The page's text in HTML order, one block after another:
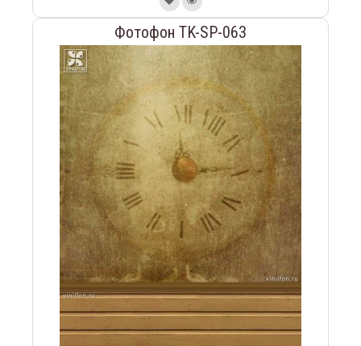
Фотофон TK-SP-063